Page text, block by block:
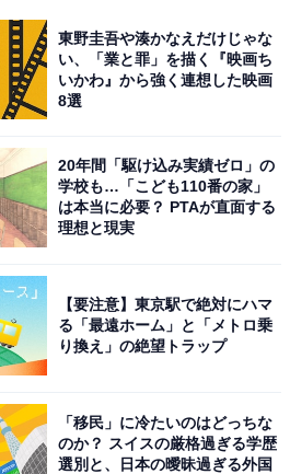
東野圭吾や湊かなえだけじゃな
い、「業と罪」を描く『映画ち
いかわ』から強く連想した映画
8選
20年間「駆け込み実績ゼロ」の
学校も…「こども110番の家」
は本当に必要？ PTAが直面する
理想と現実
【要注意】東京駅で絶対にハマ
る「最遠ホーム」と「メトロ乗
り換え」の絶望トラップ
「移民」に冷たいのはどっちな
のか？ スイスの厳格過ぎる学歴
選別と、日本の曖昧過ぎる外国